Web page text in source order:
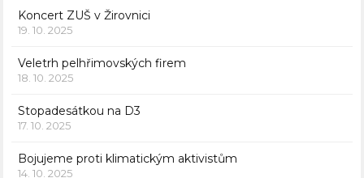
Koncert ZUŠ v Žirovnici
19. 10. 2025
Veletrh pelhřimovských firem
18. 10. 2025
Stopadesátkou na D3
17. 10. 2025
Bojujeme proti klimatickým aktivistům
14. 10. 2025